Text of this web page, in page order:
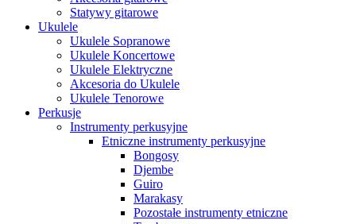
Statywy gitarowe
Ukulele
Ukulele Sopranowe
Ukulele Koncertowe
Ukulele Elektryczne
Akcesoria do Ukulele
Ukulele Tenorowe
Perkusje
Instrumenty perkusyjne
Etniczne instrumenty perkusyjne
Bongosy
Djembe
Guiro
Marakasy
Pozostałe instrumenty etniczne